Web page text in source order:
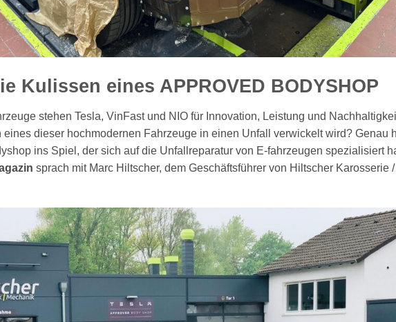
Kulissen eines APPROVED BODYSHOP
stehen Tesla, VinFast und NIO für Innovation, Leistung und
eines dieser hochmodernen Fahrzeuge in einen Unfall verwickelt wird? Genau
ins Spiel, der sich auf die Unfallreparatur von E-fahrzeugen spezialisiert
sprach mit Marc Hiltscher, dem Geschäftsführer von Hiltscher Karosserie /